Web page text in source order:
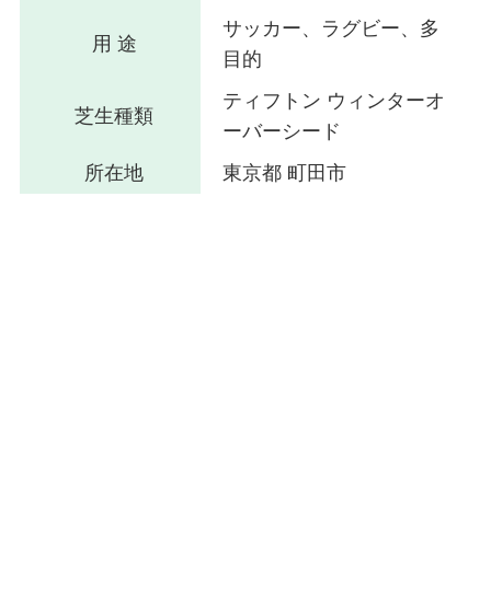
用 途
サッカー、ラグビー、多
目的
芝生種類
ティフトン ウィンターオ
ーバーシード
所在地
東京都 町田市